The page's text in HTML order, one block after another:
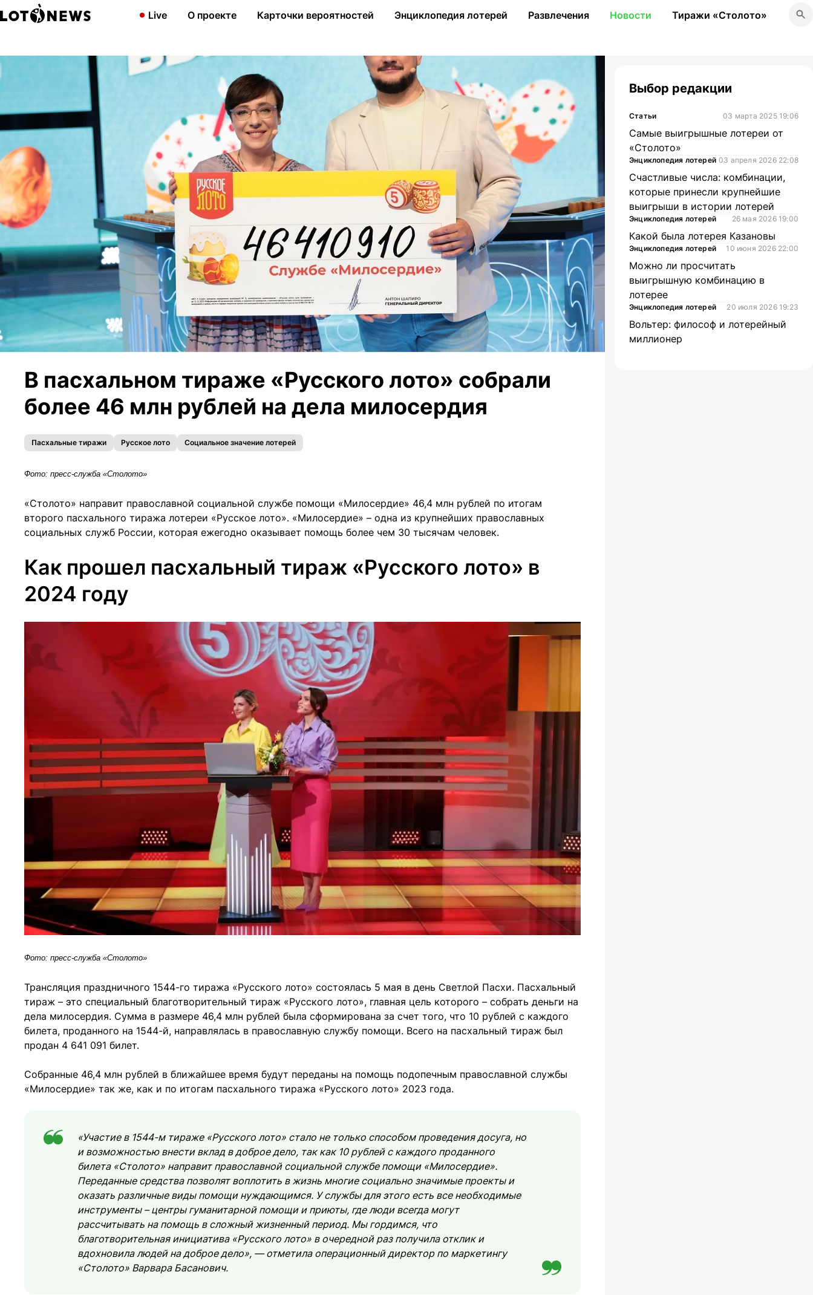
Live О проекте Карточки вероятностей Энциклопедия лотерей Развлечения Новости Тиражи «Столото»
В пасхальном тираже «Русского лото» собрали
более 46 млн рублей на дела милосердия
Пасхальные тиражи Русское лото Социальное значение лотерей
Фото: пресс-служба «Столото»
«Столото» направит православной социальной службе помощи «Милосердие» 46,4 млн рублей по итогам
второго пасхального тиража лотереи «Русское лото». «Милосердие» – одна из крупнейших православных
социальных служб России, которая ежегодно оказывает помощь более чем 30 тысячам человек.
Как прошел пасхальный тираж «Русского лото» в
2024 году
Фото: пресс-служба «Столото»
Трансляция праздничного 1544-го тиража «Русского лото» состоялась 5 мая в день Светлой Пасхи. Пасхальный
тираж – это специальный благотворительный тираж «Русского лото», главная цель которого – собрать деньги на
дела милосердия. Сумма в размере 46,4 млн рублей была сформирована за счет того, что 10 рублей с каждого
билета, проданного на 1544-й, направлялась в православную службу помощи. Всего на пасхальный тираж был
продан 4 641 091 билет.
Собранные 46,4 млн рублей в ближайшее время будут переданы на помощь подопечным православной службы
«Милосердие» так же, как и по итогам пасхального тиража «Русского лото» 2023 года.
«Участие в 1544-м тираже «Русского лото» стало не только способом проведения досуга, но
и возможностью внести вклад в доброе дело, так как 10 рублей с каждого проданного
билета «Столото» направит православной социальной службе помощи «Милосердие».
Переданные средства позволят воплотить в жизнь многие социально значимые проекты и
оказать различные виды помощи нуждающимся. У службы для этого есть все необходимые
инструменты – центры гуманитарной помощи и приюты, где люди всегда могут
рассчитывать на помощь в сложный жизненный период. Мы гордимся, что
благотворительная инициатива «Русского лото» в очередной раз получила отклик и
вдохновила людей на доброе дело», — отметила операционный директор по маркетингу
«Столото» Варвара Басанович.
Выбор редакции
Статьи 03 марта 2025 19:06
Самые выигрышные лотереи от
«Столото»
Энциклопедия лотерей 03 апреля 2026 22:08
Счастливые числа: комбинации,
которые принесли крупнейшие
выигрыши в истории лотерей
Энциклопедия лотерей 26 мая 2026 19:00
Какой была лотерея Казановы
Энциклопедия лотерей 10 июня 2026 22:00
Можно ли просчитать
выигрышную комбинацию в
лотерее
Энциклопедия лотерей 20 июля 2026 19:23
Вольтер: философ и лотерейный
миллионер